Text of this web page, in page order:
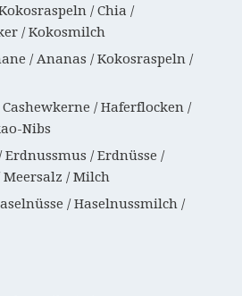
/ Chia /
/ Kokosmilch
/ Ananas / Kokosraspeln /
/ Haferflocken /
Nibs
/ Erdnüsse /
/ Milch
/ Haselnussmilch /